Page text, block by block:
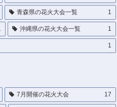
青森県の花火大会一覧 1
沖縄県の花火大会一覧 1
1
7月開催の花火大会 17